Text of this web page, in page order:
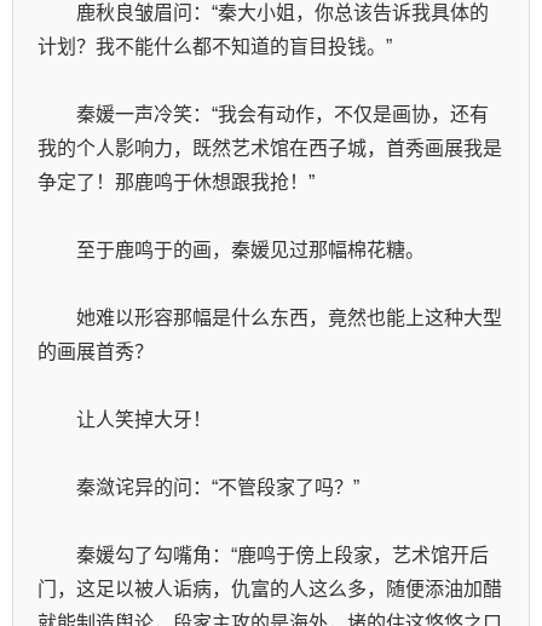
鹿秋良皱眉问：“秦大小姐，你总该告诉我具体的
计划？我不能什么都不知道的盲目投钱。”
秦媛一声冷笑：“我会有动作，不仅是画协，还有
我的个人影响力，既然艺术馆在西子城，首秀画展我是
争定了！那鹿鸣于休想跟我抢！”
至于鹿鸣于的画，秦媛见过那幅棉花糖。
她难以形容那幅是什么东西，竟然也能上这种大型
的画展首秀？
让人笑掉大牙！
秦潋诧异的问：“不管段家了吗？”
秦媛勾了勾嘴角：“鹿鸣于傍上段家，艺术馆开后
门，这足以被人诟病，仇富的人这么多，随便添油加醋